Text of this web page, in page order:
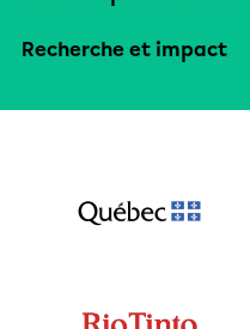
Recherche et impact